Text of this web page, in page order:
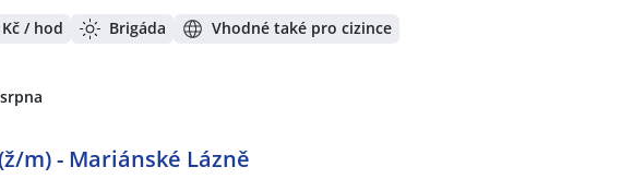
/ hod Brigáda Vhodné také pro cizince
m) - Mariánské Lázně